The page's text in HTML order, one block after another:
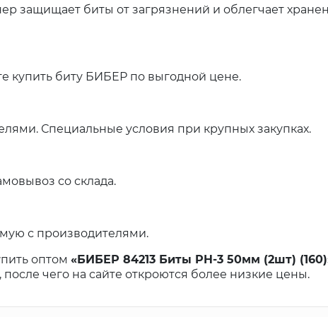
защищает биты от загрязнений и облегчает
купить биту БИБЕР по выгодной цене.
Специальные условия при крупных закупках.
со склада.
с производителями.
оптом «БИБЕР 84213 Биты PH-3 50мм (2шт)
, после чего на сайте откроются более низкие цены.